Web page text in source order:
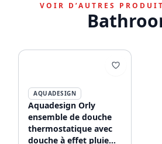
VOIR D’AUTRES
AQUADESIGN
Aquadesign Orly
ensemble de douche
thermostatique avec
douche à effet pluie